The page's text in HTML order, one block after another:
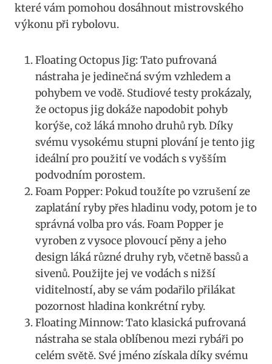
které ⁢vám pomohou dosáhnout mistrovského
výkonu při rybolovu.
Floating Octopus Jig: Tato pufrovaná
nástraha je jedinečná svým vzhledem a
pohybem ve vodě. Studiové testy prokázaly,
že octopus jig dokáže napodobit pohyb
korýše, což láká mnoho⁤ druhů ryb. Díky
svému vysokému stupni plování je ⁣tento jig⁢
ideální pro použití ve vodách s ⁤vyšším
podvodním porostem.
Foam Popper: Pokud toužíte po vzrušení ze
zaplatání ryby přes hladinu vody, potom je to
správná volba pro vás.⁣ Foam Popper je​
vyroben z vysoce⁢ plovoucí pěny ​a jeho
design láká různé druhy ryb, včetně bassů a
sivenů. Použijte jej ve vodách s nižší
viditelností, aby se vám podařilo přilákat⁣
pozornost hladina konkrétní ryby.
Floating Minnow:⁤ Tato klasická pufrovaná⁣
nástraha se stala‌ oblíbenou mezi rybáři po
celém světě. Své jméno získala díky svému